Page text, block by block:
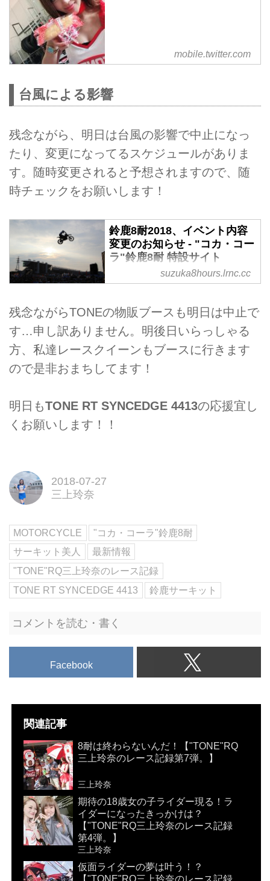
mobile.twitter.com
台風による影響
残念ながら、明日は台風の影響で中止になっ
たり、変更になってるスケジュールがありま
す。随時変更されると予想されますので、随
時チェックをお願いします！
鈴鹿8耐2018、イベント内容
変更のお知らせ - "コカ・コー
ラ"鈴鹿8耐 特設サイト
2018“コカ・コーラ”鈴鹿8時間耐
ト内容の変更をお知らせいたしま
す。
suzuka8hours.lrnc.cc
残念ながらTONEの物販ブースも明日は中止で
す…申し訳ありません。明後日いらっしゃる
方、私達レースクイーンもブースに行きます
ので是非おまちしてます！
明日もTONE RT SYNCEDGE 4413の応援宜し
くお願いします！！
2018-07-27
三上玲奈
MOTORCYCLE
"コカ・コーラ"鈴鹿8耐
サーキット美人
最新情報
"TONE"RQ三上玲奈のレース記録
TONE RT SYNCEDGE 4413
鈴鹿サーキット
コメントを読む・書く
Facebook
関連記事
8耐は終わらないんだ！【"TONE"RQ
三上玲奈のレース記録第7弾。】
三上玲奈
期待の18歳女の子ライダー現る！ラ
イダーになったきっかけは？
【"TONE"RQ三上玲奈のレース記録
第4弾。】
三上玲奈
仮面ライダーの夢は叶う！？
【"TONE"RQ三上玲奈のレース記録